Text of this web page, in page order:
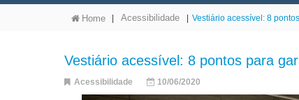
Home | Acessibilidade | Vestiário acessível: 8
Vestiário acessível: 8 pontos para
Acessibilidade 10/06/2020